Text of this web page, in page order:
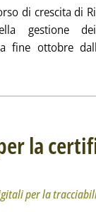
di crescita di
gestione
fine ottobre
la
Tra le novità la possibilità
16 dicembre 2025
per la